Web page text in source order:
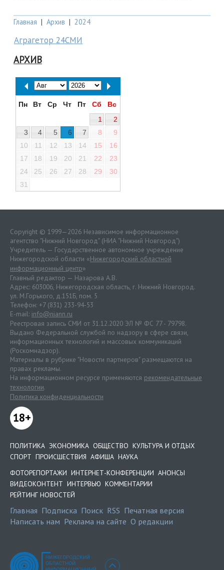
Главная | Архив | 2024
Аграгетор 24СМИ
АРХИВ
Пн Вт Ср Чт Пт Сб
Вс
1
2
3
4 5 6 7 8
9
10
11 12 13 14 15
16
17
18 19 20 21 22
23
24
25 26 27 28 29
30
31
Copyright © 1999—2026 Независимое информационное
агентство "Нижний Новгород" (НИА "Нижний Новгород")
Учредитель — Государственное автономное учреждение
Нижегородской области «Нижегородский областной
информационный центр»
Главный редактор — Назарова А.В.
Адрес: 603006, Нижегородская область, г. Нижний Новгород.
ул. М.Горького, д.151Б, пом. 5
Телефон: +7 (831) 233-94-53
E-mail: info@niann.ru
Реестровая запись СМИ от 31.12.2020 ЭЛ № ФС 77 - 79798.
Выдано Федеральной службой по надзору в сфере связи,
информационных технологий и массовых коммуникаций
(Роскомнадзор).
Материалы в рубрике "Новости партнеров" размещаются на
правах рекламы.
На информационном ресурсе применяются рекомендательные
технологии.
Политика конфиденциальности
18+
ПОЛИТИКА ЭКОНОМИКА ОБЩЕСТВО КУЛЬТУРА И ОТДЫХ
СПОРТ ПРОИСШЕСТВИЯ АФИША НАУКА
ФОТОРЕПОРТАЖИ ИНТЕРНЕТ-КОНФЕРЕНЦИИ АНОНСЫ
ВИДЕОКОНТЕНТ ИНТЕРВЬЮ КОММЕНТАРИИ
РЕЙТИНГ НОВОСТЕЙ
Главная Подписка Поиск RSS Печатная версия
Написать нам Реклама на сайте О редакции